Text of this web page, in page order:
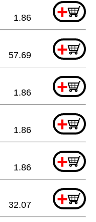
+
1.86
+
57.69
+
1.86
+
1.86
+
1.86
+
32.07